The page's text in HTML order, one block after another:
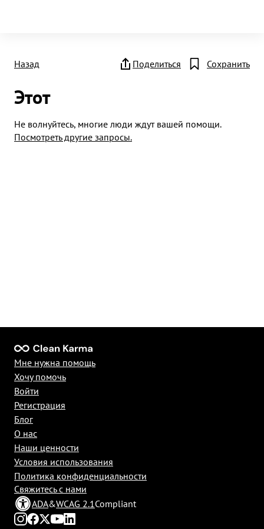
Назад Поделиться Сохранить
Этот
Не волнуйтесь, многие люди ждут вашей помощи.
Посмотреть другие запросы.
ADA&WCAG 2.1Compliant
Мне нужна помощь
Хочу помочь
Войти
Регистрация
Блог
О нас
Наши ценности
Условия использования
Политика конфиденциальности
Свяжитесь с нами